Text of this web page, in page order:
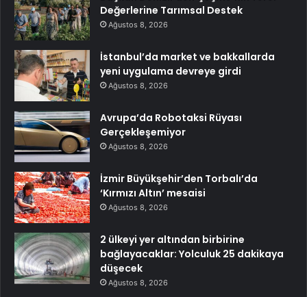
Değerlerine Tarımsal Destek
Ağustos 8, 2026
İstanbul’da market ve bakkallarda
yeni uygulama devreye girdi
Ağustos 8, 2026
Avrupa’da Robotaksi Rüyası
Gerçekleşemiyor
Ağustos 8, 2026
İzmir Büyükşehir’den Torbalı’da
‘Kırmızı Altın’ mesaisi
Ağustos 8, 2026
2 ülkeyi yer altından birbirine
bağlayacaklar: Yolculuk 25 dakikaya
düşecek
Ağustos 8, 2026